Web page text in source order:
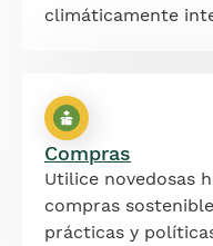
climáticamente
Compras
Utilice novedosas
compras
prácticas y